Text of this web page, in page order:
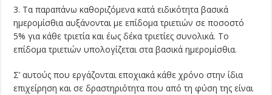
3. Τα παραπάνω καθοριζόμενα κατά ειδικότητα βασικά
ημερομίσθια αυξάνονται με επίδομα τριετιών σε ποσοστό
5% για κάθε τριετία και έως δέκα τριετίες συνολικά. Το
επίδομα τριετιών υπολογίζεται στα βασικά ημερομίσθια.
Σ’ αυτούς που εργάζονται εποχιακά κάθε χρόνο στην ίδια
επιχείρηση και σε δραστηριότητα που από τη φύση της είναι